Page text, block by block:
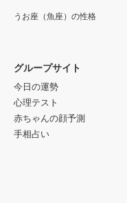
うお座（魚座）の性格
グループサイト
今日の運勢
心理テスト
赤ちゃんの顔予測
手相占い